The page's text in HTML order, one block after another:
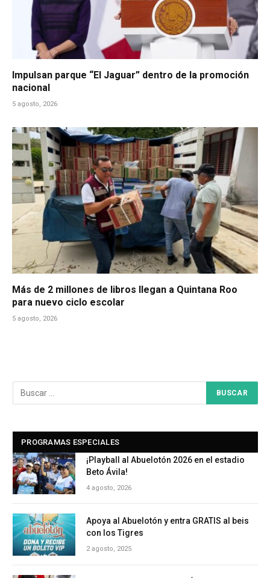
Impulsan parque “El Jaguar” dentro de la promoción
nacional
5 agosto, 2026
Más de 2 millones de libros llegan a Quintana Roo
para nuevo ciclo escolar
5 agosto, 2026
PROGRAMAS ESPECIALES
¡Playball al Abuelotón 2026 en el estadio
Beto Ávila!
4 agosto, 2026
Apoya al Abuelotón y entra GRATIS al beis
con los Tigres
2 agosto, 2025